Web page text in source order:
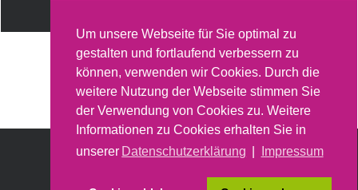
Um unsere Webseite für Sie optimal zu
gestalten und fortlaufend verbessern zu
können, verwenden wir Cookies. Durch die
weitere Nutzung der Webseite stimmen Sie
der Verwendung von Cookies zu. Weitere
Informationen zu Cookies erhalten Sie in
unserer Datenschutzerklärung Impressum